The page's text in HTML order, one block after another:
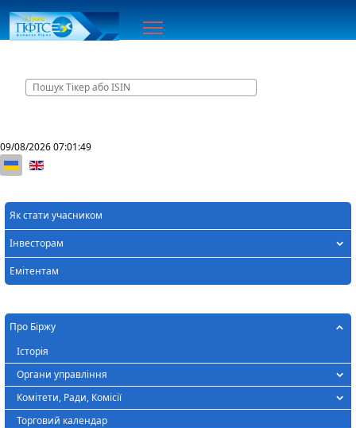
09/08/202607:01:49
Оберіть свою мову
Як стати учасником
Інвесторам
Емітентам
Про Біржу
Історія
Органи управління
Комітети, Ради, Комісії
Торговий календар